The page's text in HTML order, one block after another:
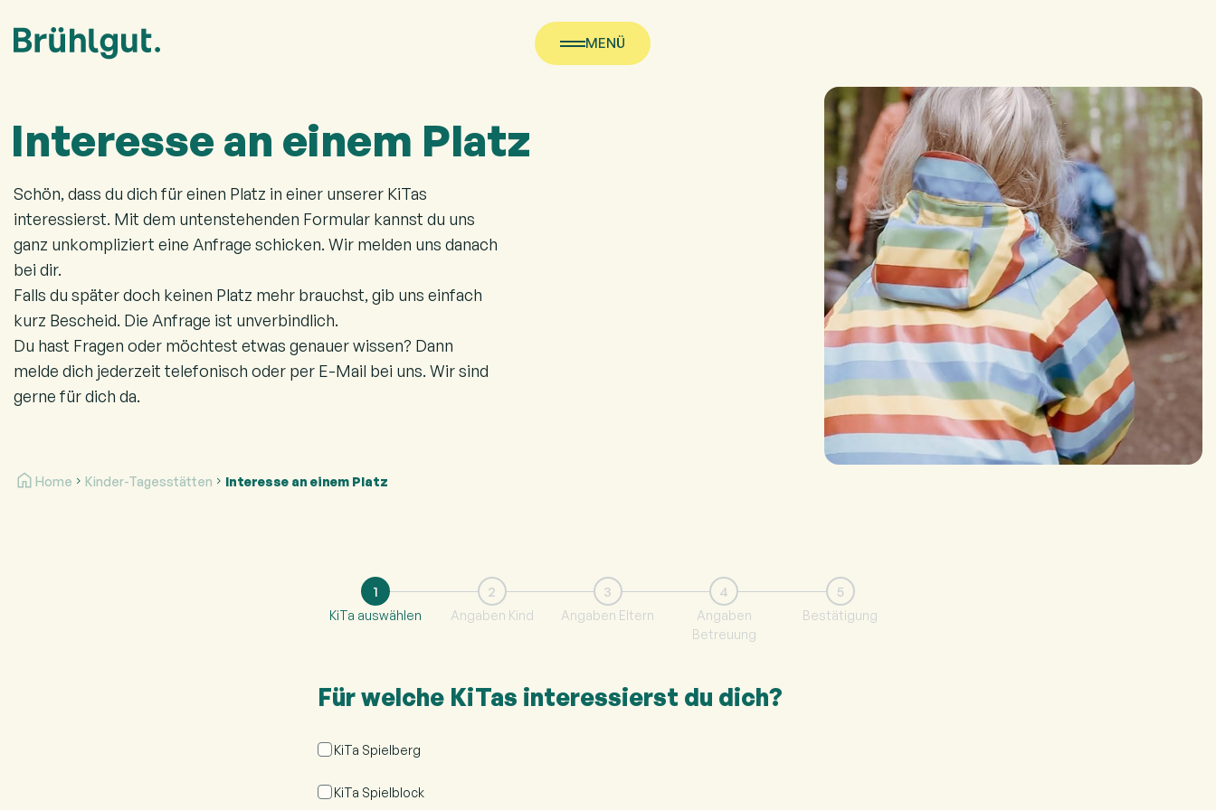
Interesse an einem Platz
Schön, dass du dich für einen Platz in einer unserer KiTas
interessierst. Mit dem untenstehenden Formular kannst du uns
ganz unkompliziert eine Anfrage schicken. Wir melden uns danach
bei dir.
Falls du später doch keinen Platz mehr brauchst, gib uns einfach
kurz Bescheid. Die Anfrage ist unverbindlich.
Du hast Fragen oder möchtest etwas genauer wissen? Dann
melde dich jederzeit telefonisch oder per E-Mail bei uns. Wir sind
gerne für dich da.
Home Kinder-Tagesstätten Interesse an einem Platz
1
KiTa auswählen
2
Angaben Kind
3
Angaben Eltern
4
Angaben
Betreuung
5
Bestätigung
Für welche KiTas interessierst du dich?
KiTa Spielberg
KiTa Spielblock
MENÜ